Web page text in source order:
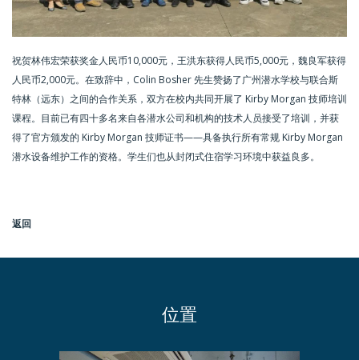
祝贺林伟宏荣获奖金人民币10,000元，王洪东获得人民币5,000元，魏良军获得
人民币2,000元。在致辞中，Colin Bosher 先生赞扬了广州潜水学校与联合斯
特林（远东）之间的合作关系，双方在校内共同开展了 Kirby Morgan 技师培训
课程。目前已有四十多名来自各潜水公司和机构的技术人员接受了培训，并获
得了官方颁发的 Kirby Morgan 技师证书——具备执行所有常规 Kirby Morgan
潜水设备维护工作的资格。学生们也从封闭式住宿学习环境中获益良多。
返回
位置